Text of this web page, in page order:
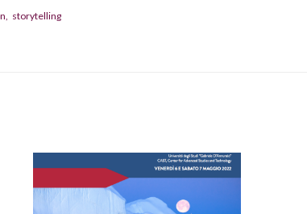
storytelling